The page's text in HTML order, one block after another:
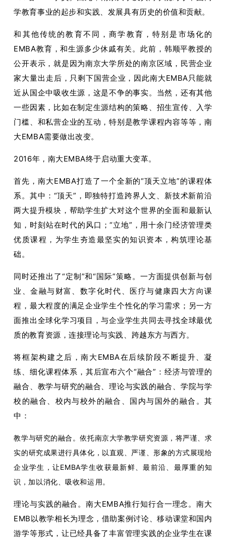
学教育事业的起步和实践、发展具有历史的价值和贡献。
和其他传统的教育不同，商学教育，特别是市场化的
EMBA教育，和生源多少休戚有关。此前，韩顺平教授的
公开表示，就是因为南京大学所处的南京区域，民营企业
家大量出走后，只剩下国营企业，因此南大EMBA只能就
近从国企中吸收生源，这是不争的事实。当然，还有其他
一些因素，比如在制定生源结构的策略、招生宣传、入学
门槛、和私营企业的互动，特别是教学课程内容等等，南
大EMBA需要做出改变。
2016年，南大EMBA终于启动重大变革。
首先，南大EMBA打造了一个全新的“顶天立地”的课程体
系。其中：“顶天”，即独特打造跨界人文、新技术新前沿
两大提升模块，帮助学生扩大对这个世界的全面和最新认
知，时刻站在时代的风口；“立地”，用十余门经济管理类
优质课程，为学生夯造最坚实的知识资本，构筑理论基
础。
同时还推出了“定制”和“国际”策略。一方面提供创新与创
业、金融与财富、数字化时代、医疗与健康四大方向课
程，最大程度的满足企业学生个性化的学习需求；另一方
面推出全球化学习项目，与企业学生共同去寻找全球最优
质的教育资源，连接理论与实践、跨越东方与西方。
将框架构建之后，南大EMBA在后续阶段不断提升、凝
练、细化课程体系，其后宣布六个“融合”：经济与管理的
融合、教学与研究的融合、理论与实践的融合、学院与学
校的融合、校内与校外的融合、国内与国外的融合。其
中：
教学与研究的融合。依托南京大学教学研究资源，将严谨、求
实的研究成果进行具体化，以直观、严谨、形象的方式展现给
企业学生，让EMBA学生收获最新鲜、最前沿、最厚重的知
识，加以消化、吸收和运 用。
理论与实践的融合。南大EMBA推行知行合一理念。南大
EMB以教学相长为理念，借助案例讨论、移动课堂和国内
游学等形式，让已经具备了丰富管理实践的企业学生在课